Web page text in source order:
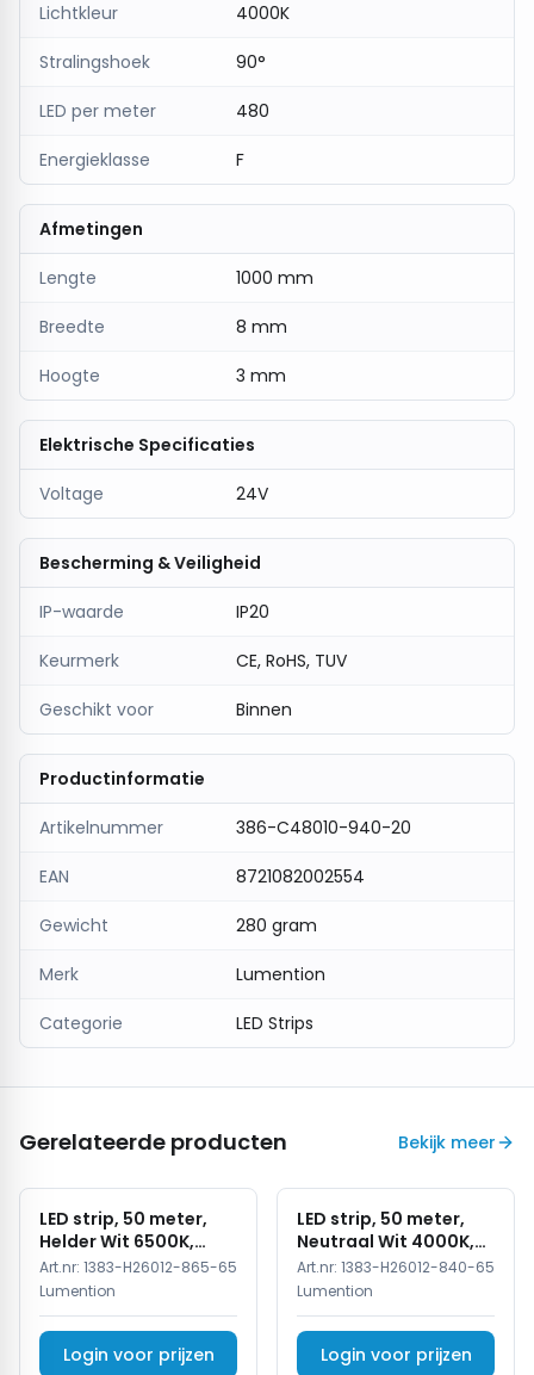
Lichtkleur 4000K
Stralingshoek 90°
LED per meter 480
Energieklasse F
Afmetingen
Lengte 1000 mm
Breedte 8 mm
Hoogte 3 mm
Elektrische Specificaties
Voltage 24V
Bescherming & Veiligheid
IP-waarde IP20
Keurmerk CE, RoHS, TUV
Geschikt voor Binnen
Productinformatie
Artikelnummer 386-C48010-940-20
EAN 8721082002554
Gewicht 280 gram
Merk Lumention
Categorie LED Strips
Gerelateerde producten Bekijk meer
LED strip, 50 meter,
Helder Wit 6500K,
COB, High Voltage,
220V, IP65
Art.nr: 1383-H26012-865-65
Lumention
Login voor prijzen
LED strip, 50 meter,
Neutraal Wit 4000K,
COB, High Voltage,
220V, IP65
Art.nr: 1383-H26012-840-65
Lumention
Login voor prijzen